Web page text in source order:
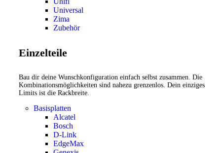
Universal
Zima
Zubehör
Einzelteile
Bau dir deine Wunschkonfiguration einfach selbst zusammen. Die
Kombinationsmöglichkeiten sind nahezu grenzenlos. Dein einziges
Limits ist die Rackbreite.
Basisplatten
Alcatel
Bosch
D-Link
EdgeMax